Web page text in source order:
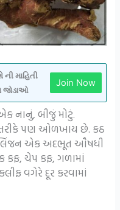
માહિતી
જોડાઓ
Join Now
નાનું, બીજું મોટું.
તરીકે પણ ઓળખાય છે. કઠ
એક અદભૂત ઔષધી
કફ, ચેપ કફ, ગળામાં
વગેરે દૂર કરવામાં